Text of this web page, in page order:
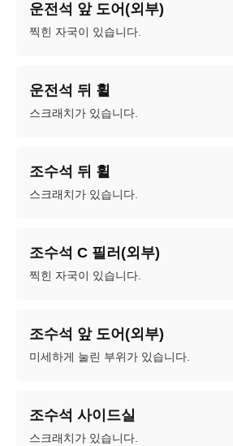
운전석 앞 도어(외부)
찍힌 자국이 있습니다.
운전석 뒤 휠
스크래치가 있습니다.
조수석 뒤 휠
스크래치가 있습니다.
조수석 C 필러(외부)
찍힌 자국이 있습니다.
조수석 앞 도어(외부)
미세하게 눌린 부위가 있습니다.
조수석 사이드실
스크래치가 있습니다.